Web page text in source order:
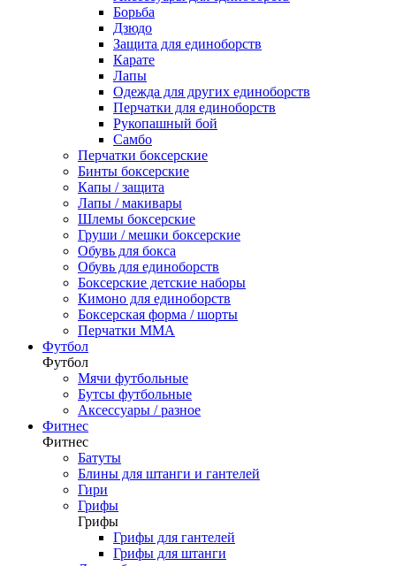
Борьба
Дзюдо
Защита для единоборств
Карате
Лапы
Одежда для других единоборств
Перчатки для единоборств
Рукопашный бой
Самбо
Перчатки боксерские
Бинты боксерские
Капы / защита
Лапы / макивары
Шлемы боксерские
Груши / мешки боксерские
Обувь для бокса
Обувь для единоборств
Боксерские детские наборы
Кимоно для единоборств
Боксерская форма / шорты
Перчатки ММА
Футбол
Футбол
Мячи футбольные
Бутсы футбольные
Аксессуары / разное
Фитнес
Фитнес
Батуты
Блины для штанги и гантелей
Гири
Грифы
Грифы
Грифы для гантелей
Грифы для штанги